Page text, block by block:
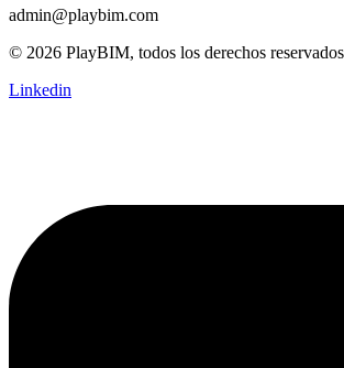
admin@playbim.com
© 2026 PlayBIM, todos los derechos reservados
Linkedin